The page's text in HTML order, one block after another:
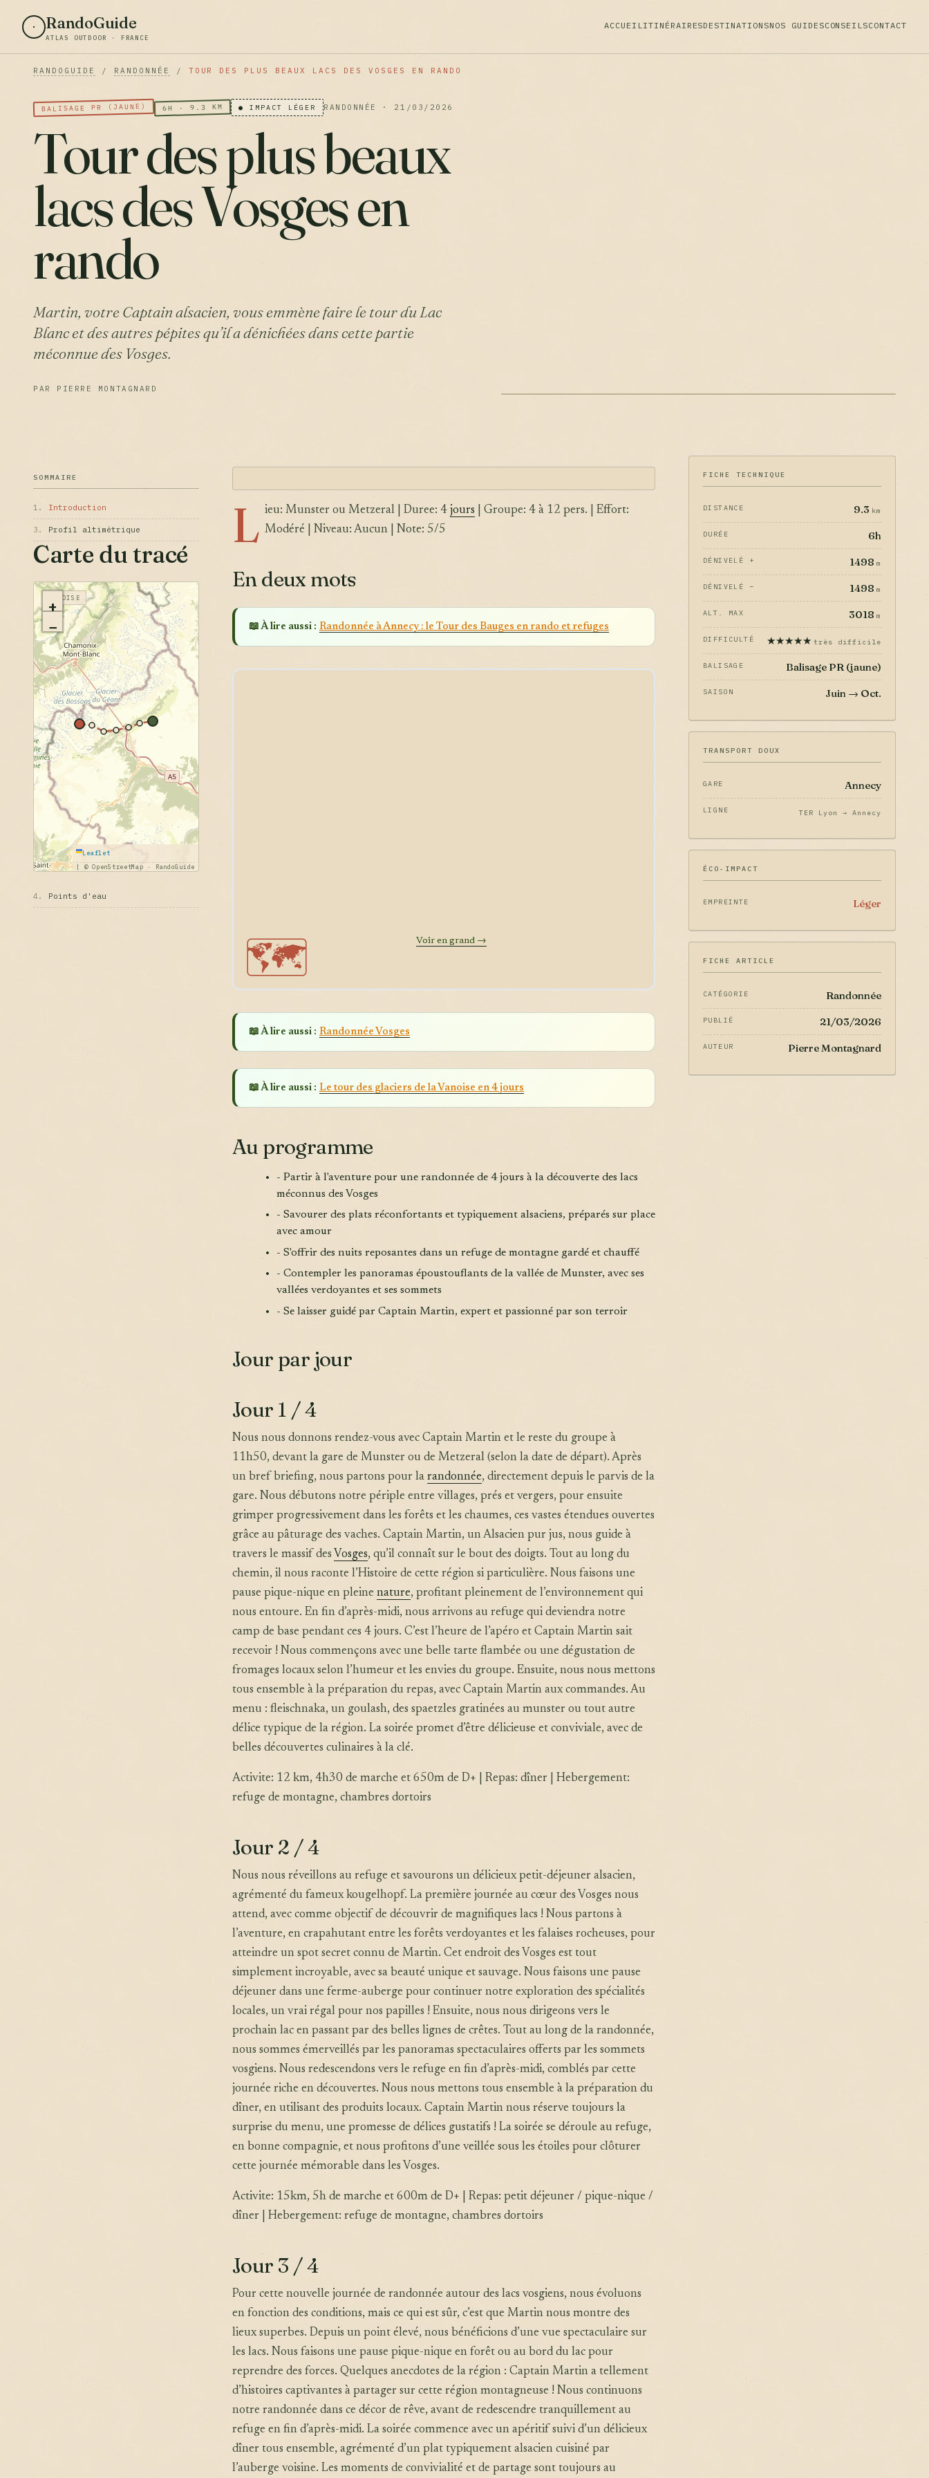
RandoGuide
ATLAS OUTDOOR · FRANCE
ACCUEILITINÉRAIRESDESTINATIONSNOS GUIDESCONSEILSCONTACT
RANDOGUIDE / RANDONNÉE / TOUR DES PLUS BEAUX LACS DES VOSGES EN RANDO
BALISAGE PR (JAUNE) 6H · 9.3 KM ● IMPACT LÉGER RANDONNÉE · 21/03/2026
Tour des plus beaux
lacs des Vosges en
rando
Martin, votre Captain alsacien, vous emmène faire le tour du Lac
Blanc et des autres pépites qu’il a dénichées dans cette partie
méconnue des Vosges.
PAR PIERRE MONTAGNARD
SOMMAIRE
1. Introduction
3. Profil altimétrique
Carte du tracé
+
−
Leaflet
|
© OpenStreetMap · RandoGuide
VANOISE
4. Points d'eau
L ieu: Munster ou Metzeral | Duree: 4 jours | Groupe: 4 à 12 pers. | Effort:
Modéré | Niveau: Aucun | Note: 5/5
En deux mots
📖 À lire aussi : Randonnée à Annecy : le Tour des Bauges en rando et refuges
🗺️ Voir en grand →
📖 À lire aussi : Randonnée Vosges
📖 À lire aussi : Le tour des glaciers de la Vanoise en 4 jours
Au programme
- Partir à l'aventure pour une randonnée de 4 jours à la découverte des lacs
méconnus des Vosges
- Savourer des plats réconfortants et typiquement alsaciens, préparés sur place
avec amour
- S'offrir des nuits reposantes dans un refuge de montagne gardé et chauffé
- Contempler les panoramas époustouflants de la vallée de Munster, avec ses
vallées verdoyantes et ses sommets
- Se laisser guidé par Captain Martin, expert et passionné par son terroir
Jour par jour
Jour 1 / 4
Nous nous donnons rendez-vous avec Captain Martin et le reste du groupe à
11h50, devant la gare de Munster ou de Metzeral (selon la date de départ). Après
un bref briefing, nous partons pour la randonnée, directement depuis le parvis de la
gare. Nous débutons notre périple entre villages, prés et vergers, pour ensuite
grimper progressivement dans les forêts et les chaumes, ces vastes étendues ouvertes
grâce au pâturage des vaches. Captain Martin, un Alsacien pur jus, nous guide à
travers le massif des Vosges, qu’il connaît sur le bout des doigts. Tout au long du
chemin, il nous raconte l’Histoire de cette région si particulière. Nous faisons une
pause pique-nique en pleine nature, profitant pleinement de l’environnement qui
nous entoure. En fin d’après-midi, nous arrivons au refuge qui deviendra notre
camp de base pendant ces 4 jours. C’est l’heure de l’apéro et Captain Martin sait
recevoir ! Nous commençons avec une belle tarte flambée ou une dégustation de
fromages locaux selon l’humeur et les envies du groupe. Ensuite, nous nous mettons
tous ensemble à la préparation du repas, avec Captain Martin aux commandes. Au
menu : fleischnaka, un goulash, des spaetzles gratinées au munster ou tout autre
délice typique de la région. La soirée promet d’être délicieuse et conviviale, avec de
belles découvertes culinaires à la clé.
Activite: 12 km, 4h30 de marche et 650m de D+ | Repas: dîner | Hebergement:
refuge de montagne, chambres dortoirs
Jour 2 / 4
Nous nous réveillons au refuge et savourons un délicieux petit-déjeuner alsacien,
agrémenté du fameux kougelhopf. La première journée au cœur des Vosges nous
attend, avec comme objectif de découvrir de magnifiques lacs ! Nous partons à
l’aventure, en crapahutant entre les forêts verdoyantes et les falaises rocheuses, pour
atteindre un spot secret connu de Martin. Cet endroit des Vosges est tout
simplement incroyable, avec sa beauté unique et sauvage. Nous faisons une pause
déjeuner dans une ferme-auberge pour continuer notre exploration des spécialités
locales, un vrai régal pour nos papilles ! Ensuite, nous nous dirigeons vers le
prochain lac en passant par des belles lignes de crêtes. Tout au long de la randonnée,
nous sommes émerveillés par les panoramas spectaculaires offerts par les sommets
vosgiens. Nous redescendons vers le refuge en fin d’après-midi, comblés par cette
journée riche en découvertes. Nous nous mettons tous ensemble à la préparation du
dîner, en utilisant des produits locaux. Captain Martin nous réserve toujours la
surprise du menu, une promesse de délices gustatifs ! La soirée se déroule au refuge,
en bonne compagnie, et nous profitons d’une veillée sous les étoiles pour clôturer
cette journée mémorable dans les Vosges.
Activite: 15km, 5h de marche et 600m de D+ | Repas: petit déjeuner / pique-nique /
dîner | Hebergement: refuge de montagne, chambres dortoirs
Jour 3 / 4
Pour cette nouvelle journée de randonnée autour des lacs vosgiens, nous évoluons
en fonction des conditions, mais ce qui est sûr, c’est que Martin nous montre des
lieux superbes. Depuis un point élevé, nous bénéficions d’une vue spectaculaire sur
les lacs. Nous faisons une pause pique-nique en forêt ou au bord du lac pour
reprendre des forces. Quelques anecdotes de la région : Captain Martin a tellement
d’histoires captivantes à partager sur cette région montagneuse ! Nous continuons
notre randonnée dans ce décor de rêve, avant de redescendre tranquillement au
refuge en fin d’après-midi. La soirée commence avec un apéritif suivi d’un délicieux
dîner tous ensemble, agrémenté d’un plat typiquement alsacien cuisiné par
l’auberge voisine. Les moments de convivialité et de partage sont toujours au
FICHE TECHNIQUE
DISTANCE 9.3 km
DURÉE 6h
DÉNIVELÉ + 1498 m
DÉNIVELÉ − 1498 m
ALT. MAX 3018 m
DIFFICULTÉ ★★★★★ très difficile
BALISAGE Balisage PR (jaune)
SAISON Juin → Oct.
TRANSPORT DOUX
GARE Annecy
LIGNE TER Lyon → Annecy
ÉCO-IMPACT
EMPREINTE Léger
FICHE ARTICLE
CATÉGORIE Randonnée
PUBLIÉ 21/03/2026
AUTEUR Pierre Montagnard